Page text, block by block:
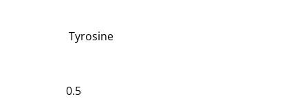
Tyrosine
0.5